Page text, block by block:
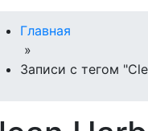
Главная
»
Записи с тегом